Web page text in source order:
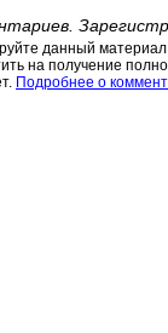
данный
на получение
Подробнее о